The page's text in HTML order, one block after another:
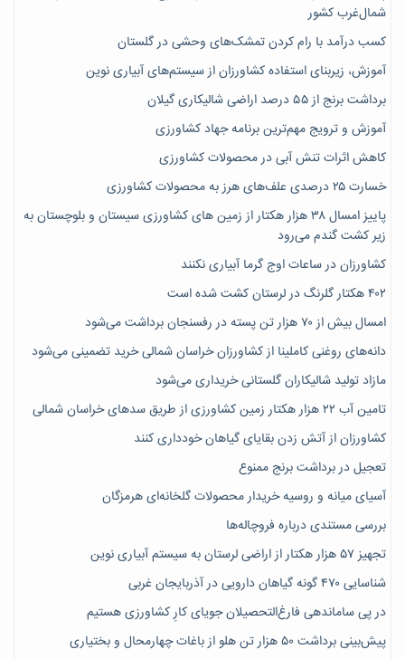
شمال‌غرب کشور
کسب درآمد با رام کردن تمشک‌های وحشی در گلستان
آموزش، زیربنای استفاده کشاورزان از سیستم‌های آبیاری نوین
برداشت برنج از ۵۵ درصد اراضی شالیکاری گیلان
آموزش و ترویج مهم‌ترین برنامه جهاد کشاورزی
کاهش اثرات تنش آبی در محصولات کشاورزی
خسارت ۲۵ درصدی علف‌های هرز به محصولات کشاورزی
پاییز امسال ۳۸ هزار هکتار از زمین های کشاورزی سیستان و بلوچستان به
زیر کشت گندم می‌رود
کشاورزان در ساعات اوج گرما آبیاری نکنند
۴۰۲ هکتار گلرنگ در لرستان کشت شده است
امسال بیش از ۷۰ هزار تن پسته در رفسنجان برداشت می‌شود
دانه‌های روغنی کاملینا از کشاورزان خراسان شمالی خرید تضمینی می‌شود
مازاد تولید شالیکاران گلستانی خریداری می‌شود
تامین آب ۲۲ هزار هکتار زمین کشاورزی از طریق سدهای خراسان شمالی
کشاورزان از آتش زدن بقایای گیاهان خودداری کنند
تعجیل در برداشت برنج ممنوع
آسیای میانه و روسیه خریدار محصولات گلخانه‌ای هرمزگان
بررسی مستندی درباره فروچاله‌ها
تجهیز ۵۷ هزار هکتار از اراضی لرستان به سیستم آبیاری نوین
شناسایی ۴۷٠ گونه گیاهان دارویی در آذربایجان غربی
در پی ساماندهی فارغ‌التحصیلان جویای کارِ کشاورزی هستیم
پیش‎‌بینی برداشت ۵۰ هزار تن هلو از باغات چهارمحال و بختیاری